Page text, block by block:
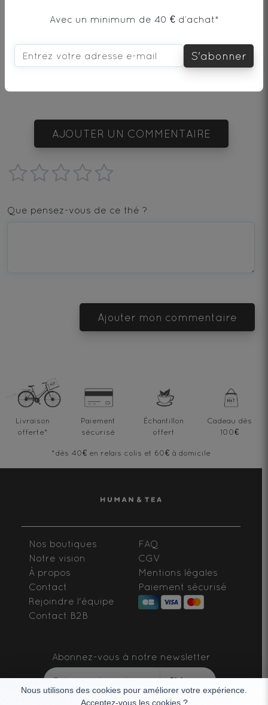
AJOUTER UN COMMENTAIRE
star
—
—
stars
Que pensez-vous de ce thé ?
Ajouter mon commentaire
Avec un minimum de 40 € d’achat*
S'abonner
Nous utilisons des cookies pour améliorer votre expérience.
Acceptez-vous les cookies ?
Livraison
offerte*
Paiement
sécurisé
Échantillon
offert
Cadeau dès
100€
*dès 40€ en relais colis et 60€ à domicile
Nos boutiques
Notre vision
À propos
Contact
Rejoindre l'équipe
Contact B2B
FAQ
CGV
Mentions légales
Paiement sécurisé
Abonnez-vous à notre newsletter
S'abonner